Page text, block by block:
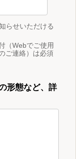
らせいただける
（Webでご使用
ご連絡）は必須
形態など、詳